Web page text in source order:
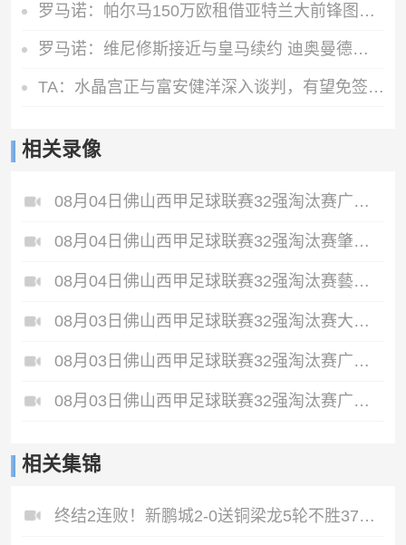
罗马诺：帕尔马150万欧租借亚特兰大前锋图雷达协议，24h内体检
罗马诺：维尼修斯接近与皇马续约 迪奥曼德官宣很快到来
TA：水晶宫正与富安健洋深入谈判，有望免签这位日本国脚
相关录像
08月04日佛山西甲足球联赛32强淘汰赛广东西南建设VS香港圣徒全场录像
08月04日佛山西甲足球联赛32强淘汰赛肇庆恒骏成VS三七互娱全场录像
08月04日佛山西甲足球联赛32强淘汰赛藝品高國際VS湛江狂狼·粵辉能源全场录像
08月03日佛山西甲足球联赛32强淘汰赛大塘控股VS茂名市点都得全场录像
08月03日佛山西甲足球联赛32强淘汰赛广东凤铝VS湛江八部科技全场录像
08月03日佛山西甲足球联赛32强淘汰赛广东客家青年VS广州英华思力U17全场录像
相关集锦
终结2连败！新鹏城2-0送铜梁龙5轮不胜37岁姜至鹏破门韦斯利建功